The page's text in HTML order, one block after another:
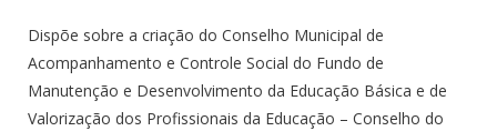
Dispõe sobre a criação do Conselho Municipal de
Acompanhamento e Controle Social do Fundo de
Manutenção e Desenvolvimento da Educação Básica e de
Valorização dos Profissionais da Educação – Conselho do